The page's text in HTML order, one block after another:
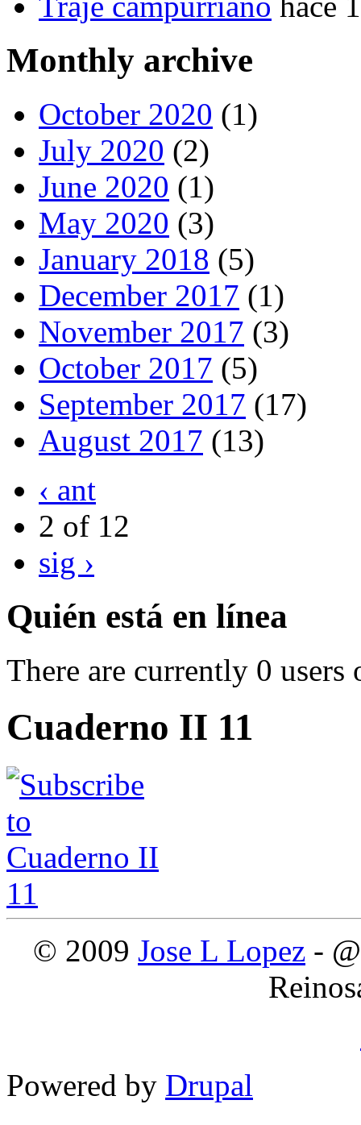
Monthly archive
October 2020 (1)
July 2020 (2)
June 2020 (1)
May 2020 (3)
January 2018 (5)
December 2017 (1)
November 2017 (3)
October 2017 (5)
September 2017 (17)
August 2017 (13)
‹ ant
2 of 12
sig ›
Quién está en línea
There are currently 0 users
Cuaderno II 11
© 2009 Jose L Lopez -
Powered by Drupal